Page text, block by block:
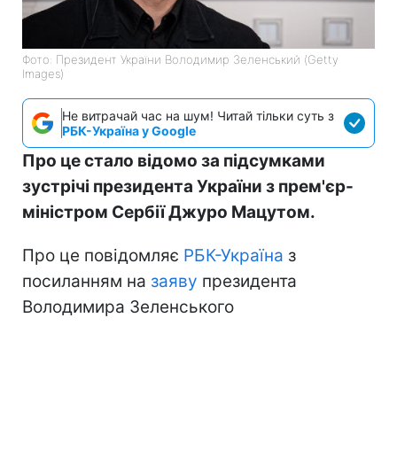
Фото: Президент України Володимир Зеленський (Getty
Images)
Не витрачай час на шум! Читай тільки суть з
РБК-Україна у Google
Про це стало відомо за підсумками
зустрічі президента України з прем'єр-
міністром Сербії Джуро Мацутом.
Про це повідомляє РБК-Україна з
посиланням на заяву президента
Володимира Зеленського